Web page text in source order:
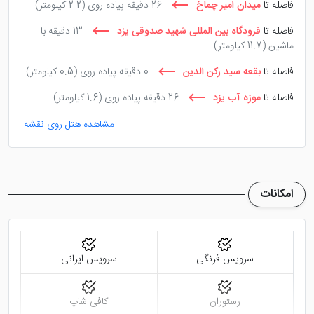
فاصله تا میدان امیر چماخ 26 دقیقه پیاده روی
(2.2 کیلومتر)
فاصله تا فرودگاه بین المللی شهید صدوقی یزد
13 دقیقه با
ماشین(11.7 کیلومتر)
فاصله تا بقعه سید رکن الدین 0 دقیقه پیاده روی
(0.5 کیلومتر)
فاصله تا موزه آب یزد 26 دقیقه پیاده روی
(1.6 کیلومتر)
مشاهده هتل روی نقشه
امکانات
سرویس فرنگی سرویس ایرانی
رستوران کافی شاپ